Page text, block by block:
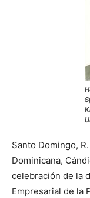
Santo Domingo,
Dominicana,
celebración de la
Empresarial de la